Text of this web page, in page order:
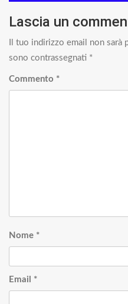
Lascia un
Il tuo indirizzo email non sarà
sono contrassegnati *
Commento *
Nome *
Email *